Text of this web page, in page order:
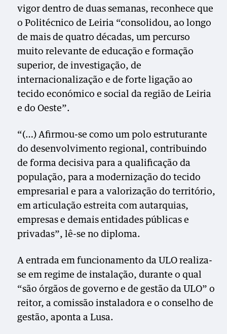
vigor dentro de duas semanas, reconhece que
o Politécnico de Leiria “consolidou, ao longo
de mais de quatro décadas, um percurso
muito relevante de educação e formação
superior, de investigação, de
internacionalização e de forte ligação ao
tecido económico e social da região de Leiria
e do Oeste”.
“(…) Afirmou-se como um polo estruturante
do desenvolvimento regional, contribuindo
de forma decisiva para a qualificação da
população, para a modernização do tecido
empresarial e para a valorização do território,
em articulação estreita com autarquias,
empresas e demais entidades públicas e
privadas”, lê-se no diploma.
A entrada em funcionamento da ULO realiza-
se em regime de instalação, durante o qual
“são órgãos de governo e de gestão da ULO” o
reitor, a comissão instaladora e o conselho de
gestão, aponta a Lusa.